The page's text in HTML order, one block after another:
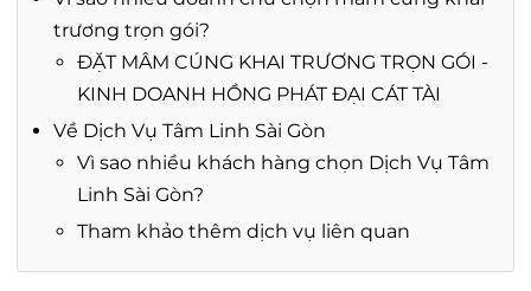
trương trọn gói?
ĐẶT MÂM CÚNG KHAI TRƯƠNG TRỌN GÓI -
KINH DOANH HỒNG PHÁT ĐẠI CÁT TÀI
Về Dịch Vụ Tâm Linh Sài Gòn
Vì sao nhiều khách hàng chọn Dịch Vụ Tâm
Linh Sài Gòn?
Tham khảo thêm dịch vụ liên quan